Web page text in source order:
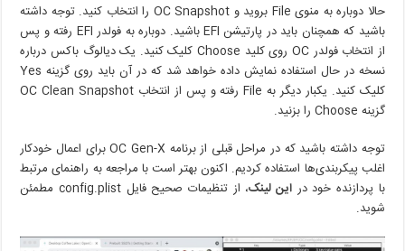
حالا دوباره به منوی File بروید و OC Snapshot را انتخاب کنید. توجه داشته
باشید که همچنان باید در پارتیشن EFI باشید. دوباره به فولدر EFI رفته و پس
از انتخاب فولدر OC روی کلید Choose کلیک کنید. یک دیالوگ باکس درباره
نسخه در حال استفاده نمایش داده خواهد شد که در آن باید روی گزینه Yes
کلیک کنید. یکبار دیگر به File رفته و پس از انتخاب OC Clean Snapshot
گزینه Choose را بزنید.
توجه داشته باشید که در مراحل قبلی از برنامه OC Gen-X برای اعمال خودکار
اغلب پیکربندی‌ها استفاده کردیم. اکنون بهتر است با مراجعه به راهنمای مرتبط
با پردازنده خود در این لینک
، از تنظیمات صحیح فایل config.plist مطمئن
شوید.